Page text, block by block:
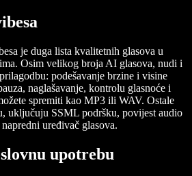
je duga lista kvalitetnih glasova u
Osim velikog broja AI glasova, nudi i
podešavanje brzine i visine
naglašavanje, kontrolu glasnoće i
spremiti kao MP3 ili WAV. Ostale
uključuju SSML podršku, povijest audio
uređivač glasova.
upotrebu